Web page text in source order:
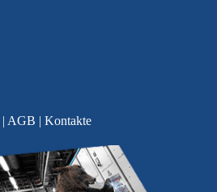
| AGB | Kontakte